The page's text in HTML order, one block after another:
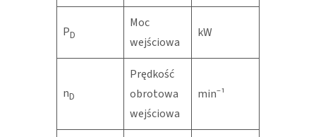
PD
Moc
wejściowa
kW
nD
Prędkość
obrotowa
wejściowa
min⁻¹